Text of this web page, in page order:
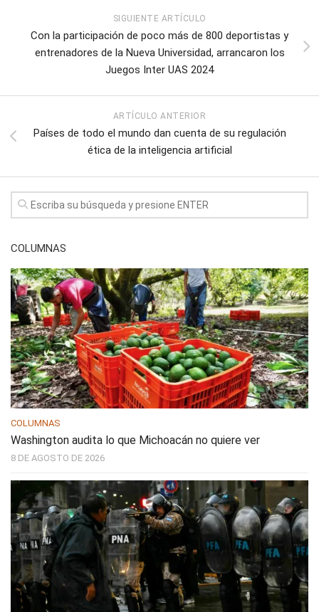
SIGUIENTE ARTÍCULO
Con la participación de poco más de 800 deportistas y
entrenadores de la Nueva Universidad, arrancaron los
Juegos Inter UAS 2024
ARTÍCULO ANTERIOR
Países de todo el mundo dan cuenta de su regulación
ética de la inteligencia artificial
COLUMNAS
COLUMNAS
Washington audita lo que Michoacán no quiere ver
8 DE AGOSTO DE 2026